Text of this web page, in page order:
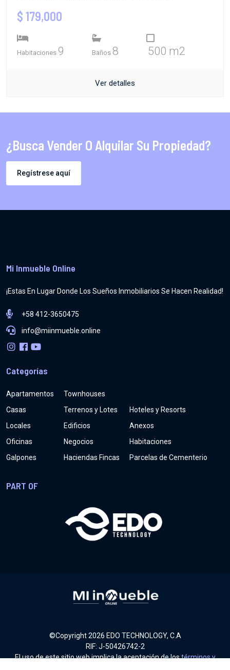
$ 179,000
Habitaciones 9 Baños 8 500 m2
Ver detalles
¿Busca Vender O Alquilar Su Propiedad?
Regístrese aquí
Mi Inmueble Online
¡Estas En Lugar Donde Los Sueños Inmobiliarios Se Hacen Realidad!
+58 412-3650475
info@miinmueble.online
Categorías
Apartamentos
Casas
Locales
Oficinas
Galpones
Townhouses
Terrenos y Lotes
Edificios
Negocios
Haciendas Fincas
Hoteles y Resorts
Anexos
Habitaciones
Parcelas de Cementerio
PART OF
©Copyright2026 EDO TECHNOLOGY, C.A
RIF: J-50426742-2
El uso de este sitio web implica la aceptación de lostérminos y